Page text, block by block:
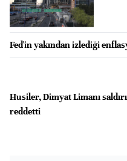
Fed'in yakından izlediği
Husiler, Dimyat Limanı
reddetti